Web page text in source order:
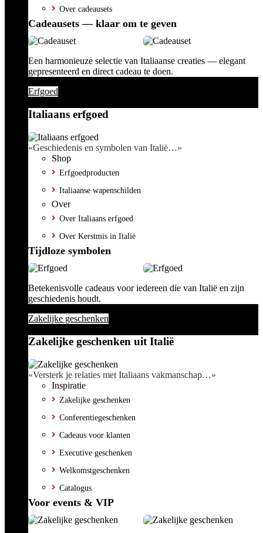
Over cadeausets
Cadeausets — klaar om te geven
Een harmonieuze selectie van Italiaanse creaties — elegant
gepresenteerd en direct cadeau te doen.
Erfgoed
Italiaans erfgoed
«Geschiedenis en symbolen van Italië…»
Shop
Erfgoedproducten
Italiaanse wapenschilden
Over
Over Italiaans erfgoed
Over Kerstmis in Italië
Tijdloze symbolen
Betekenisvolle cadeaus voor iedereen die van Italië en zijn
geschiedenis houdt.
Zakelijke geschenken
Zakelijke geschenken uit Italië
«Versterk je relaties met Italiaans vakmanschap…»
Inspiratie
Zakelijke geschenken
Conferentiegeschenken
Cadeaus voor klanten
Executive geschenken
Welkomstgeschenken
Catalogus
Voor events & VIP